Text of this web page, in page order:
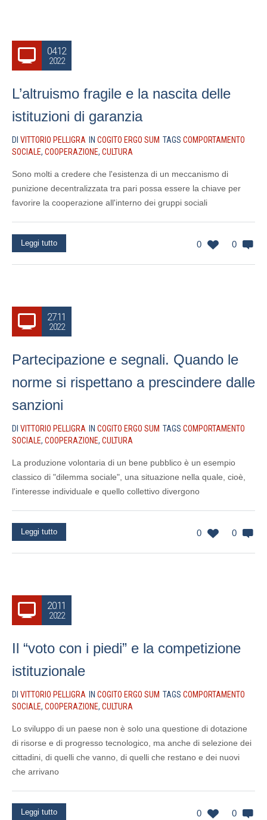
04.12
2022
L’altruismo fragile e la nascita delle
istituzioni di garanzia
DI VITTORIO PELLIGRA IN COGITO ERGO SUM TAGS COMPORTAMENTO
SOCIALE, COOPERAZIONE, CULTURA
Sono molti a credere che l'esistenza di un meccanismo di
punizione decentralizzata tra pari possa essere la chiave per
favorire la cooperazione all'interno dei gruppi sociali
0 0
Leggi tutto
27.11
2022
Partecipazione e segnali. Quando le
norme si rispettano a prescindere dalle
sanzioni
DI VITTORIO PELLIGRA IN COGITO ERGO SUM TAGS COMPORTAMENTO
SOCIALE, COOPERAZIONE, CULTURA
La produzione volontaria di un bene pubblico è un esempio
classico di "dilemma sociale", una situazione nella quale, cioè,
l'interesse individuale e quello collettivo divergono
0 0
Leggi tutto
20.11
2022
Il “voto con i piedi” e la competizione
istituzionale
DI VITTORIO PELLIGRA IN COGITO ERGO SUM TAGS COMPORTAMENTO
SOCIALE, COOPERAZIONE, CULTURA
Lo sviluppo di un paese non è solo una questione di dotazione
di risorse e di progresso tecnologico, ma anche di selezione dei
cittadini, di quelli che vanno, di quelli che restano e dei nuovi
che arrivano
0 0
Leggi tutto